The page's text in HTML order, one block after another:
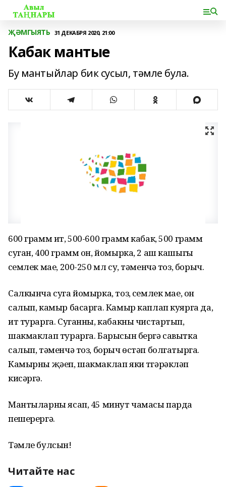
ҖӘМГЫЯТЬ 31 ДЕКАБРЯ 2020, 21:00
Кабак мантые
Бу мантыйлар бик сусыл, тәмле була.
600 грамм ит, 500-600 грамм кабак, 500 грамм
суган, 400 грамм он, йомырка, 2 аш кашыгы
үсемлек мае, 200-250 мл су, тәменчә тоз, борыч.
Салкынча суга йомырка, тоз, үсемлек мае, он
салып, камыр басарга. Камыр каплап куярга да,
ит турарга. Суганны, кабакны чистартып,
шакмаклап турарга. Барысын бергә савытка
салып, тәменчә тоз, борыч өстәп болгатырга.
Камырны җәеп, шакмаклап яки түгәрәкләп
кисәргә.
Мантыларны ясап, 45 минут чамасы парда
пешерергә.
Тәмле булсын!
Читайте нас